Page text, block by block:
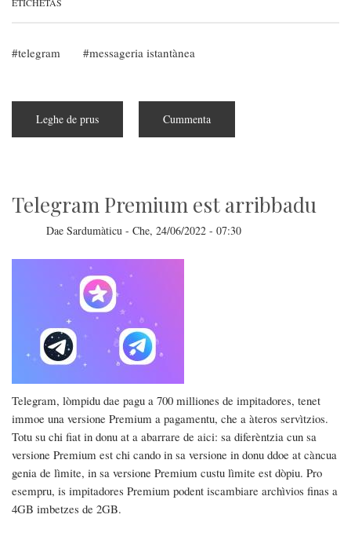
telegram messageria istantànea
Leghe de prus
istòrias
nemos
ischit
pro
ite
Cummenta
Telegram Premium est arribbadu
Dae Sardumàticu - Che, 24/06/2022 - 07:30
Telegram, lòmpidu dae pagu a 700 milliones de impitadores, tenet
immoe una versione Premium a pagamentu, che a àteros servìtzios.
Totu su chi fiat in donu at a abarrare de aici: sa diferèntzia cun sa
versione Premium est chi cando in sa versione in donu ddoe at càncua
genia de lìmite, in sa versione Premium custu lìmite est dòpiu. Pro
esempru, is impitadores Premium podent iscambiare archìvios finas a
4GB imbetzes de 2GB.